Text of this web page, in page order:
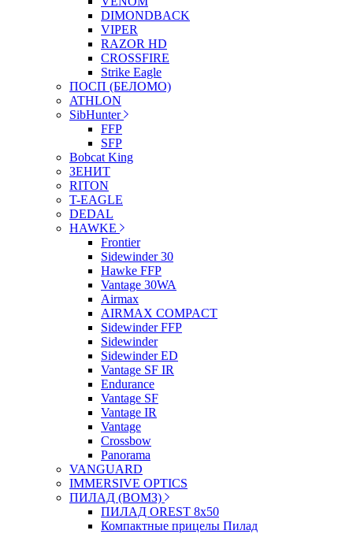
DIMONDBACK
VIPER
RAZOR HD
CROSSFIRE
Strike Eagle
ПОСП (БЕЛОМО)
ATHLON
SibHunter
FFP
SFP
Bobcat King
ЗЕНИТ
RITON
T-EAGLE
DEDAL
HAWKE
Frontier
Sidewinder 30
Hawke FFP
Vantage 30WA
Airmax
AIRMAX COMPACT
Sidewinder FFP
Sidewinder
Sidewinder ED
Vantage SF IR
Endurance
Vantage SF
Vantage IR
Vantage
Crossbow
Panorama
VANGUARD
IMMERSIVE OPTICS
ПИЛАД (ВОМЗ)
ПИЛАД OREST 8х50
Компактные прицелы Пилад